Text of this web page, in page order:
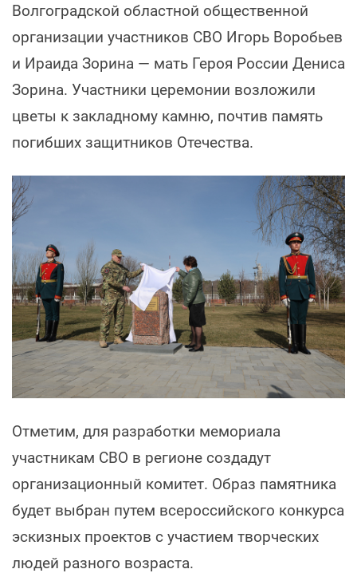
Волгоградской областной общественной
организации участников СВО Игорь Воробьев
и Ираида Зорина — мать Героя России Дениса
Зорина. Участники церемонии возложили
цветы к закладному камню, почтив память
погибших защитников Отечества.
Отметим, для разработки мемориала
участникам СВО в регионе создадут
организационный комитет. Образ памятника
будет выбран путем всероссийского конкурса
эскизных проектов с участием творческих
людей разного возраста.